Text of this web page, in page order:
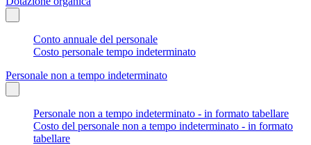
Conto annuale del personale
Costo personale tempo indeterminato
Personale non a tempo indeterminato
Personale non a tempo indeterminato - in formato tabellare
Costo del personale non a tempo indeterminato - in formato
tabellare